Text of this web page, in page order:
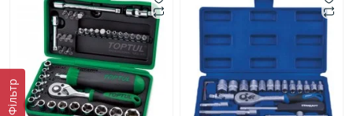
Фільтр